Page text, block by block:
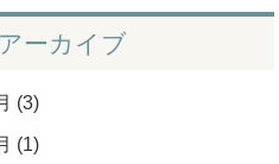
ーカイブ
(3)
(1)